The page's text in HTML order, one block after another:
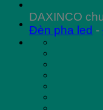
DAXINCO
Đèn pha led -